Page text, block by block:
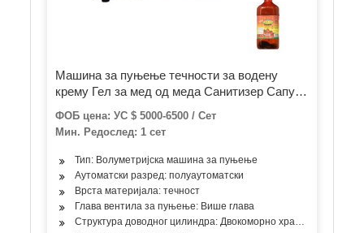
Машина за пуњење течности за водену
крему Гел за мед од меда Санитизер Сапун
за прање руку Детерџент Бочица Сируп
Шампон Кечап 4 главе Покривање
Означавање
ФОБ цена: УС $ 5000-6500 / Сет
Мин. Редослед: 1 сет
Тип: Волуметријска машина за пуњење
Аутоматски разред: полуаутоматски
Врста материјала: течност
Глава вентила за пуњење: Више глава
Структура доводног цилиндра: Двокоморно храњење